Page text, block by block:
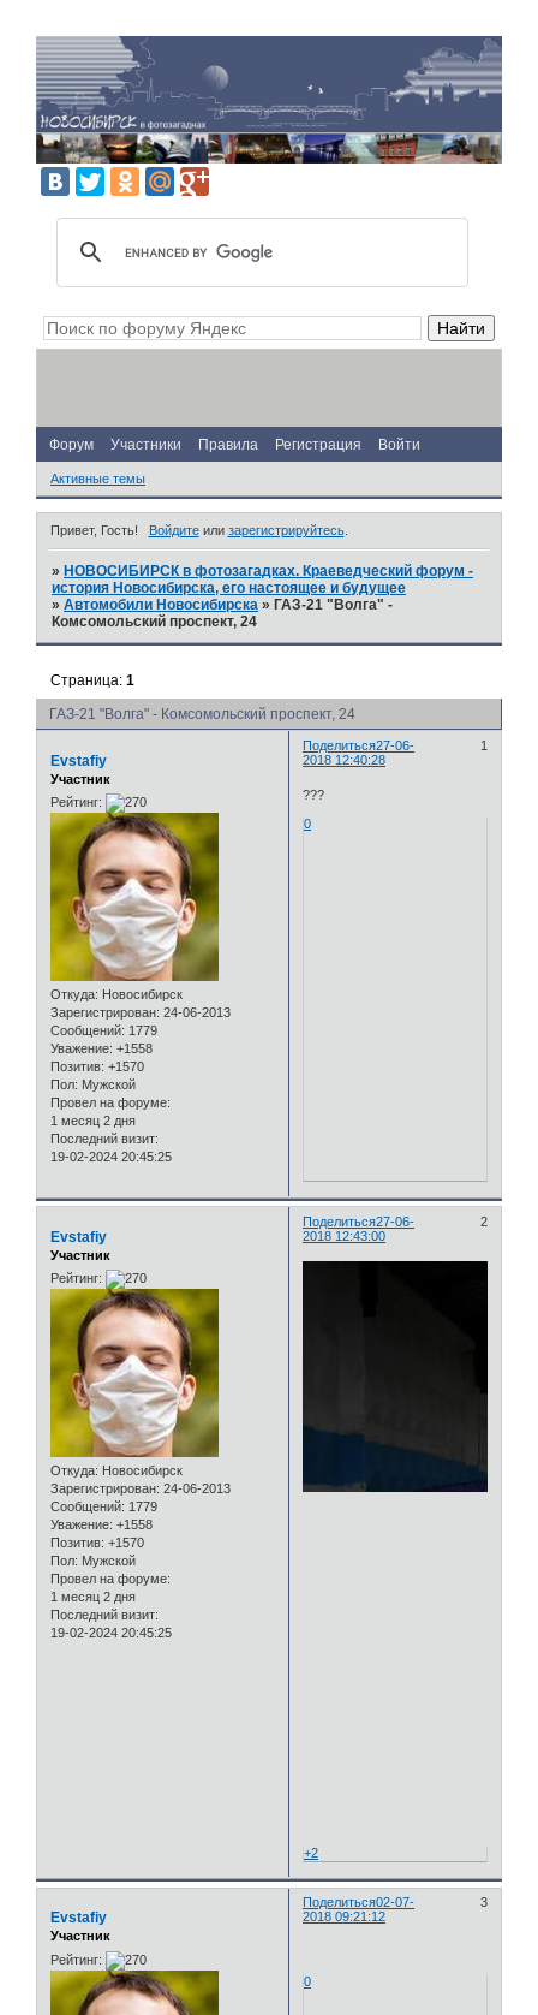
Форум Участники Правила Регистрация Войти
Активные темы
Привет, Гость! Войдитеили зарегистрируйтесь.
» НОВОСИБИРСК в фотозагадках. Краеведческий форум -
история Новосибирска, его настоящее и будущее
»Автомобили Новосибирска » ГАЗ-21 "Волга" -
Комсомольский проспект, 24
ГАЗ-21 "Волга" - Комсомольский проспект, 24
Страница:1
Поделиться 1
27-06-
2018 12:40:28
Evstafiy
Участник
Рейтинг:
Откуда: Новосибирск
Зарегистрирован: 24-06-2013
Сообщений: 1779
Уважение: +1558
Позитив: +1570
Пол: Мужской
Провел на форуме:
1 месяц 2 дня
Последний визит:
19-02-2024 20:45:25
???
0
Поделиться 2
27-06-
2018 12:43:00
Evstafiy
Участник
Рейтинг:
Откуда: Новосибирск
Зарегистрирован: 24-06-2013
Сообщений: 1779
Уважение: +1558
Позитив: +1570
Пол: Мужской
Провел на форуме:
1 месяц 2 дня
Последний визит:
19-02-2024 20:45:25
+2
Поделиться 3
02-07-
2018 09:21:12
Evstafiy
Участник
Рейтинг:
0